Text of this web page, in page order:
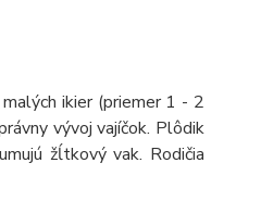
ikier (priemer 1 - 2
vývoj vajíčok. Plôdik
žĺtkový vak. Rodičia